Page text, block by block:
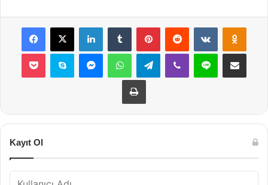
Facebook
X LinkedInTumblr PinterestReddit VKontakte
Pocket Skype MessengerWhatsAppTelegramViber Line E-Posta ile
Yazdır
Kayıt Ol